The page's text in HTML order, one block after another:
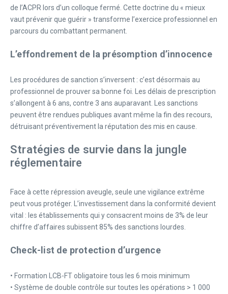
de l’ACPR lors d’un colloque fermé. Cette doctrine du « mieux
vaut prévenir que guérir » transforme l’exercice professionnel en
parcours du combattant permanent.
L’effondrement de la présomption d’innocence
Les procédures de sanction s’inversent : c’est désormais au
professionnel de prouver sa bonne foi. Les délais de prescription
s’allongent à 6 ans, contre 3 ans auparavant. Les sanctions
peuvent être rendues publiques avant même la fin des recours,
détruisant préventivement la réputation des mis en cause.
Stratégies de survie dans la jungle
réglementaire
Face à cette répression aveugle, seule une vigilance extrême
peut vous protéger. L’investissement dans la conformité devient
vital : les établissements qui y consacrent moins de 3% de leur
chiffre d’affaires subissent 85% des sanctions lourdes.
Check-list de protection d’urgence
• Formation LCB-FT obligatoire tous les 6 mois minimum
• Système de double contrôle sur toutes les opérations > 1 000